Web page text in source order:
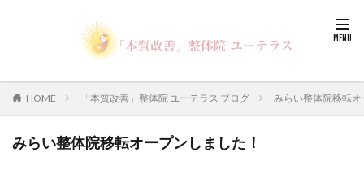
HOME 「本質改善」整体院 ユーテラス ブログ みらい整体院移転
みらい整体院移転オープンしました！